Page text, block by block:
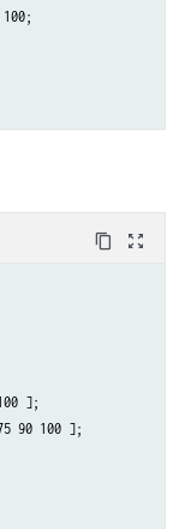
content_copy zoom_out_map
];
90 100 ];